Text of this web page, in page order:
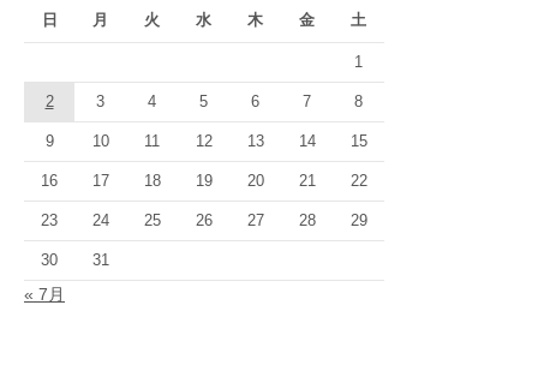
ョ
ン
日 月 火 水 木 金 土
1
2 3 4 5 6 7 8
9 10 11 12 13 14 15
16 17 18 19 20 21 22
23 24 25 26 27 28 29
30 31
« 7月